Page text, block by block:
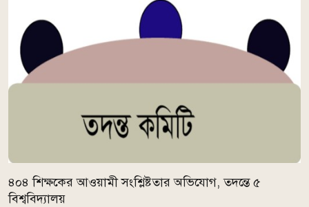
৪০৪ শিক্ষকের আওয়ামী সংশ্লিষ্টতার অভিযোগ, তদন্তে ৫
বিশ্ববিদ্যালয়